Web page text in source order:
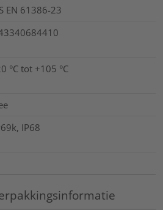
EN 61386-23
°C tot +105 °C
IP68